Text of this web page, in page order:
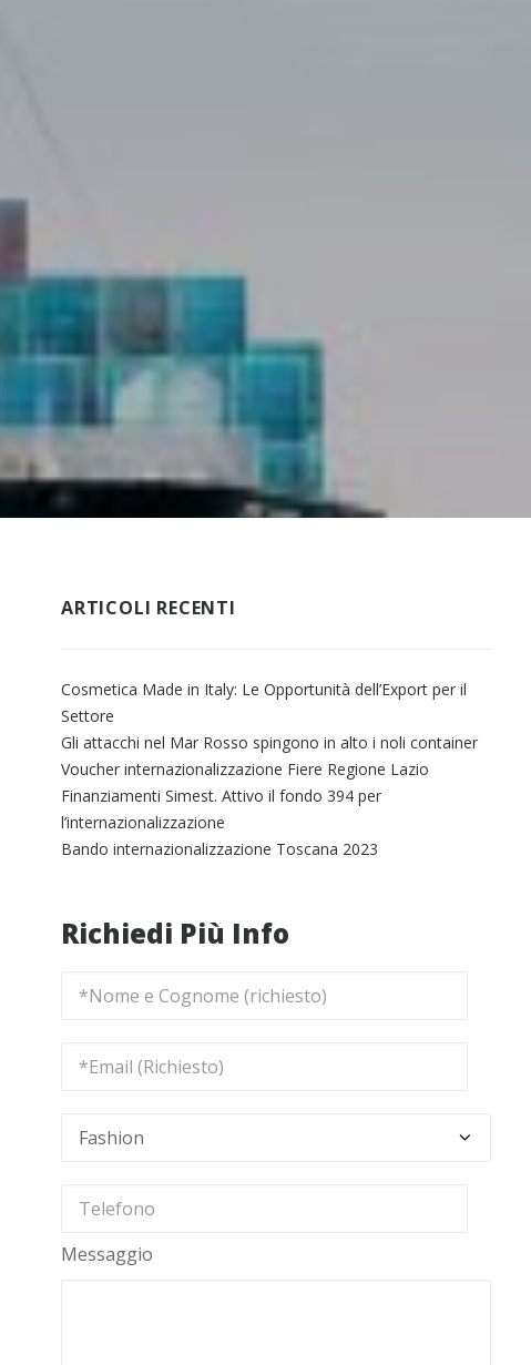
ARTICOLI RECENTI
Cosmetica Made in Italy: Le Opportunità dell’Export per il
Settore
Gli attacchi nel Mar Rosso spingono in alto i noli container
Voucher internazionalizzazione Fiere Regione Lazio
Finanziamenti Simest. Attivo il fondo 394 per
l’internazionalizzazione
Bando internazionalizzazione Toscana 2023
Richiedi Più Info
Messaggio